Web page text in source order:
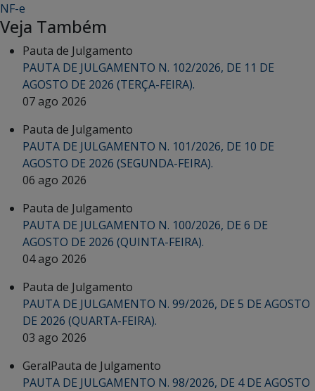
NF-e
Veja Também
Pauta de Julgamento
PAUTA DE JULGAMENTO N. 102/2026, DE 11 DE
AGOSTO DE 2026 (TERÇA-FEIRA).
07 ago 2026
Pauta de Julgamento
PAUTA DE JULGAMENTO N. 101/2026, DE 10 DE
AGOSTO DE 2026 (SEGUNDA-FEIRA).
06 ago 2026
Pauta de Julgamento
PAUTA DE JULGAMENTO N. 100/2026, DE 6 DE
AGOSTO DE 2026 (QUINTA-FEIRA).
04 ago 2026
Pauta de Julgamento
PAUTA DE JULGAMENTO N. 99/2026, DE 5 DE AGOSTO
DE 2026 (QUARTA-FEIRA).
03 ago 2026
GeralPauta de Julgamento
PAUTA DE JULGAMENTO N. 98/2026, DE 4 DE AGOSTO